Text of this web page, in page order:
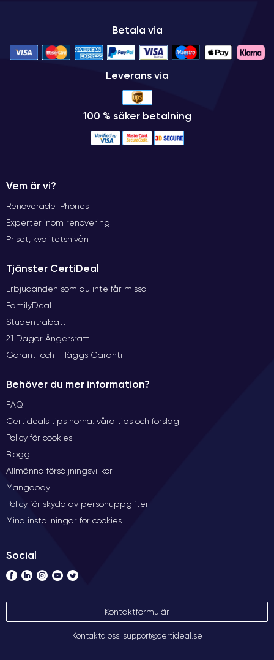
Betala via
Leverans via
100 % säker betalning
Vem är vi?
Renoverade iPhones
Experter inom renovering
Priset, kvalitetsnivån
Tjänster CertiDeal
Erbjudanden som du inte får missa
FamilyDeal
Studentrabatt
21 Dagar Ångersrätt
Garanti och Tilläggs Garanti
Behöver du mer information?
FAQ
Certideals tips hörna: våra tips och förslag
Policy för cookies
Blogg
Allmänna försäljningsvillkor
Mangopay
Policy för skydd av personuppgifter
Mina inställningar för cookies
Social
Kontaktformulär
Kontakta oss: support@certideal.se